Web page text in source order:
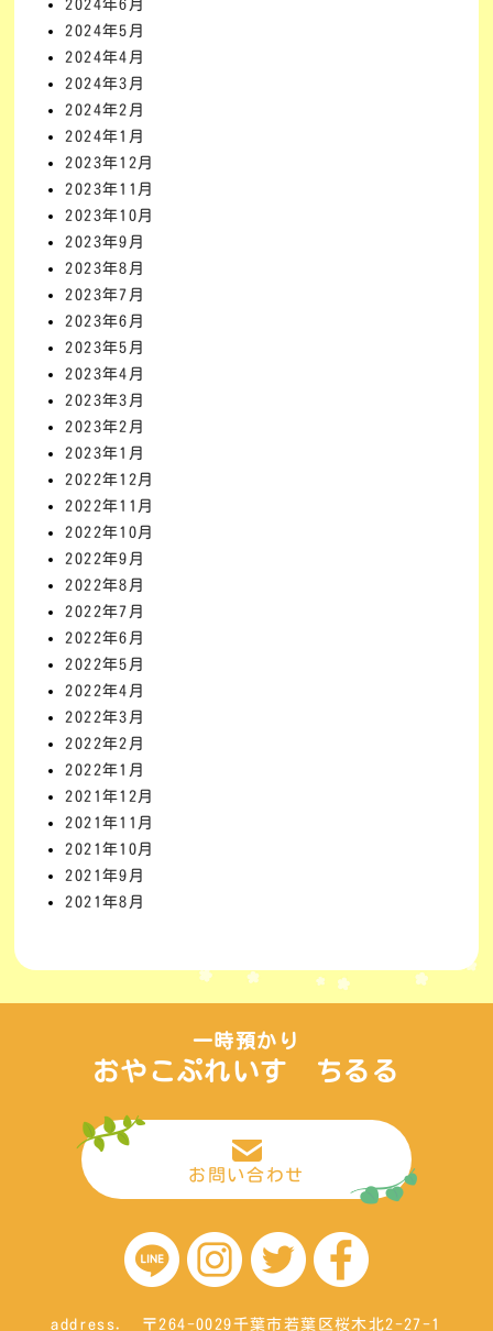
2024年6月
2024年5月
2024年4月
2024年3月
2024年2月
2024年1月
2023年12月
2023年11月
2023年10月
2023年9月
2023年8月
2023年7月
2023年6月
2023年5月
2023年4月
2023年3月
2023年2月
2023年1月
2022年12月
2022年11月
2022年10月
2022年9月
2022年8月
2022年7月
2022年6月
2022年5月
2022年4月
2022年3月
2022年2月
2022年1月
2021年12月
2021年11月
2021年10月
2021年9月
2021年8月
一時預かり
おやこぷれいす ちるる
お問い合わせ
address. 〒264-0029千葉市若葉区桜木北2-27-1